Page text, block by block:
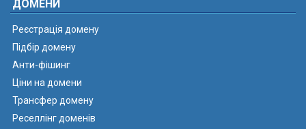
ДОМЕНИ
Реєстрація домену
Підбір домену
Анти-фішинг
Ціни на домени
Трансфер домену
Реселлінг доменів